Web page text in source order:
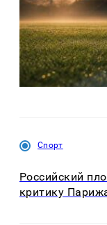
Спорт
Российский
критику